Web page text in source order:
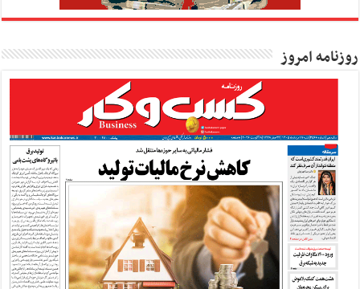
روزنامه امروز